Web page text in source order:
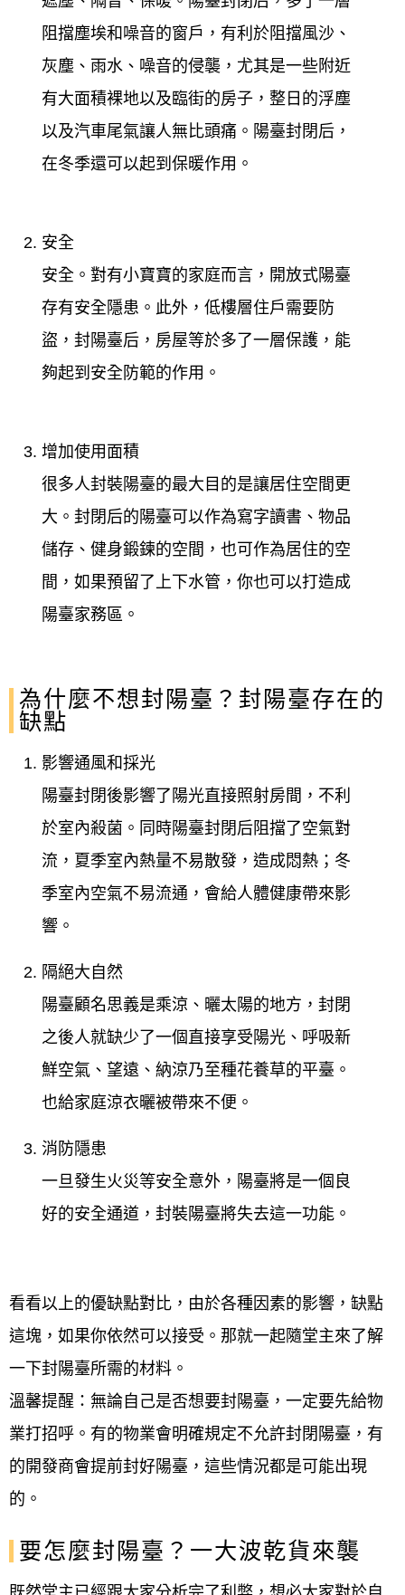
阻擋塵埃和噪音的窗戶，有利於阻擋風沙、
灰塵、雨水、噪音的侵襲，尤其是一些附近
有大面積裸地以及臨街的房子，整日的浮塵
以及汽車尾氣讓人無比頭痛。陽臺封閉后，
在冬季還可以起到保暖作用。
安全
安全。對有小寶寶的家庭而言，開放式陽臺
存有安全隱患。此外，低樓層住戶需要防
盜，封陽臺后，房屋等於多了一層保護，能
夠起到安全防範的作用。
增加使用面積
很多人封裝陽臺的最大目的是讓居住空間更
大。封閉后的陽臺可以作為寫字讀書、物品
儲存、健身鍛鍊的空間，也可作為居住的空
間，如果預留了上下水管，你也可以打造成
陽臺家務區。
為什麼不想封陽臺？封陽臺存在的
缺點
影響通風和採光
陽臺封閉後影響了陽光直接照射房間，不利
於室內殺菌。同時陽臺封閉后阻擋了空氣對
流，夏季室內熱量不易散發，造成悶熱；冬
季室內空氣不易流通，會給人體健康帶來影
響。
隔絕大自然
陽臺顧名思義是乘涼、曬太陽的地方，封閉
之後人就缺少了一個直接享受陽光、呼吸新
鮮空氣、望遠、納涼乃至種花養草的平臺。
也給家庭涼衣曬被帶來不便。
消防隱患
一旦發生火災等安全意外，陽臺將是一個良
好的安全通道，封裝陽臺將失去這一功能。
看看以上的優缺點對比，由於各種因素的影響，缺點
這塊，如果你依然可以接受。那就一起隨堂主來了解
一下封陽臺所需的材料。
溫馨提醒：無論自己是否想要封陽臺，一定要先給物
業打招呼。有的物業會明確規定不允許封閉陽臺，有
的開發商會提前封好陽臺，這些情況都是可能出現
的。
要怎麼封陽臺？一大波乾貨來襲